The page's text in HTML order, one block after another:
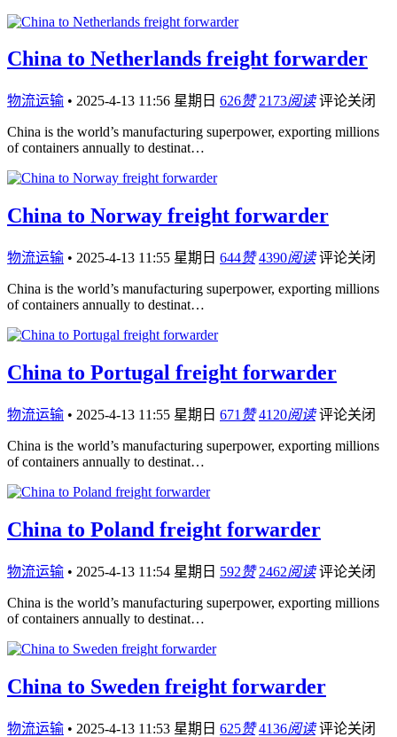
China to Netherlands freight forwarder
物流运输 • 2025-4-13 11:56 星期日 626赞 2173阅读 评论关闭
China is the world’s manufacturing superpower, exporting millions
of containers annually to destinat…
China to Norway freight forwarder
物流运输 • 2025-4-13 11:55 星期日 644赞 4390阅读 评论关闭
China is the world’s manufacturing superpower, exporting millions
of containers annually to destinat…
China to Portugal freight forwarder
物流运输 • 2025-4-13 11:55 星期日 671 赞 4120阅读 评论关闭
China is the world’s manufacturing superpower, exporting millions
of containers annually to destinat…
China to Poland freight forwarder
物流运输 • 2025-4-13 11:54 星期日 592赞 2462阅读 评论关闭
China is the world’s manufacturing superpower, exporting millions
of containers annually to destinat…
China to Sweden freight forwarder
物流运输 • 2025-4-13 11:53 星期日 625赞 4136阅读 评论关闭